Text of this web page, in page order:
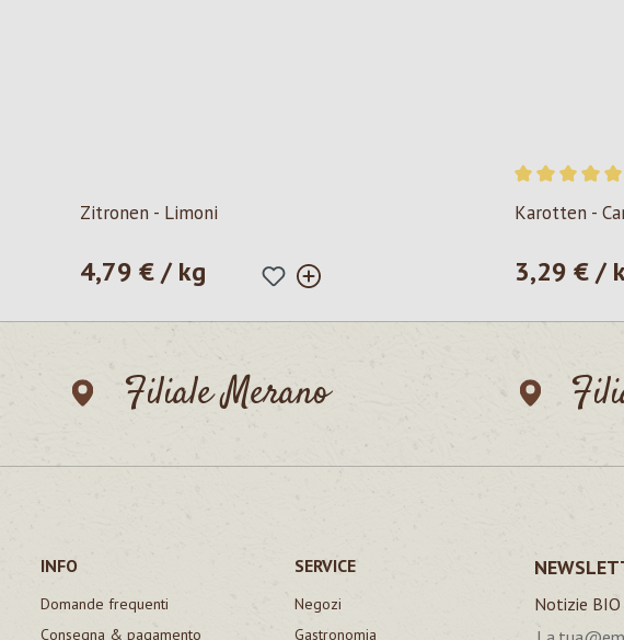
Zitronen - Limoni
Prezzo normale:
4,79 € / kg
Valutazione
Karotten -
Prezzo
3,29 € /
Filiale Merano
INFO
Domande frequenti
Consegna & pagamento
SERVICE
Negozi
Gastronomia
Notizie